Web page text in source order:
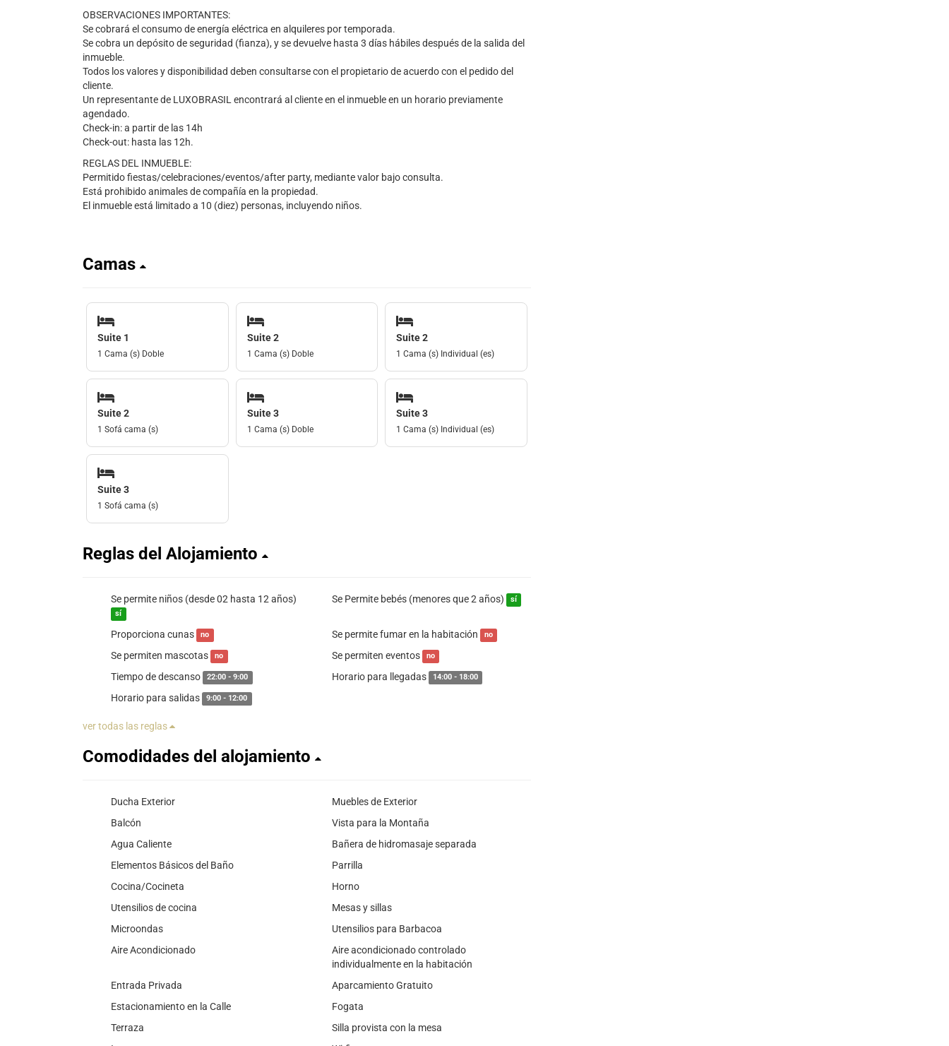
OBSERVACIONES IMPORTANTES:
Se cobrará el consumo de energía eléctrica en alquileres por temporada.
Se cobra un depósito de seguridad (fianza), y se devuelve hasta 3 días hábiles después de la salida del
inmueble.
Todos los valores y disponibilidad deben consultarse con el propietario de acuerdo con el pedido del
cliente.
Un representante de LUXOBRASIL encontrará al cliente en el inmueble en un horario previamente
agendado.
Check-in: a partir de las 14h
Check-out: hasta las 12h.
REGLAS DEL INMUEBLE:
Permitido fiestas/celebraciones/eventos/after party, mediante valor bajo consulta.
Está prohibido animales de compañía en la propiedad.
El inmueble está limitado a 10 (diez) personas, incluyendo niños.
Camas
Suite 1
1 Cama (s) Doble
Suite 2
1 Cama (s) Doble
Suite 2
1 Cama (s) Individual (es)
Suite 2
1 Sofá cama (s)
Suite 3
1 Cama (s) Doble
Suite 3
1 Cama (s) Individual (es)
Suite 3
1 Sofá cama (s)
Reglas del Alojamiento
Se permite niños (desde 02 hasta 12 años)
sí
Se Permite bebés (menores que 2 años) sí
Proporciona cunas no Se permite fumar en la habitación no
Se permiten mascotas no Se permiten eventos no
Tiempo de descanso 22:00 - 9:00 Horario para llegadas 14:00 - 18:00
Horario para salidas 9:00 - 12:00
ver todas las reglas
Comodidades del alojamiento
Ducha Exterior
Muebles de Exterior
Balcón
Vista para la Montaña
Agua Caliente
Bañera de hidromasaje separada
Elementos Básicos del Baño
Parrilla
Cocina/Cocineta
Horno
Utensilios de cocina
Mesas y sillas
Microondas
Utensilios para Barbacoa
Aire Acondicionado
Aire acondicionado controlado
individualmente en la habitación
Entrada Privada
Aparcamiento Gratuito
Estacionamiento en la Calle
Fogata
Terraza
Silla provista con la mesa